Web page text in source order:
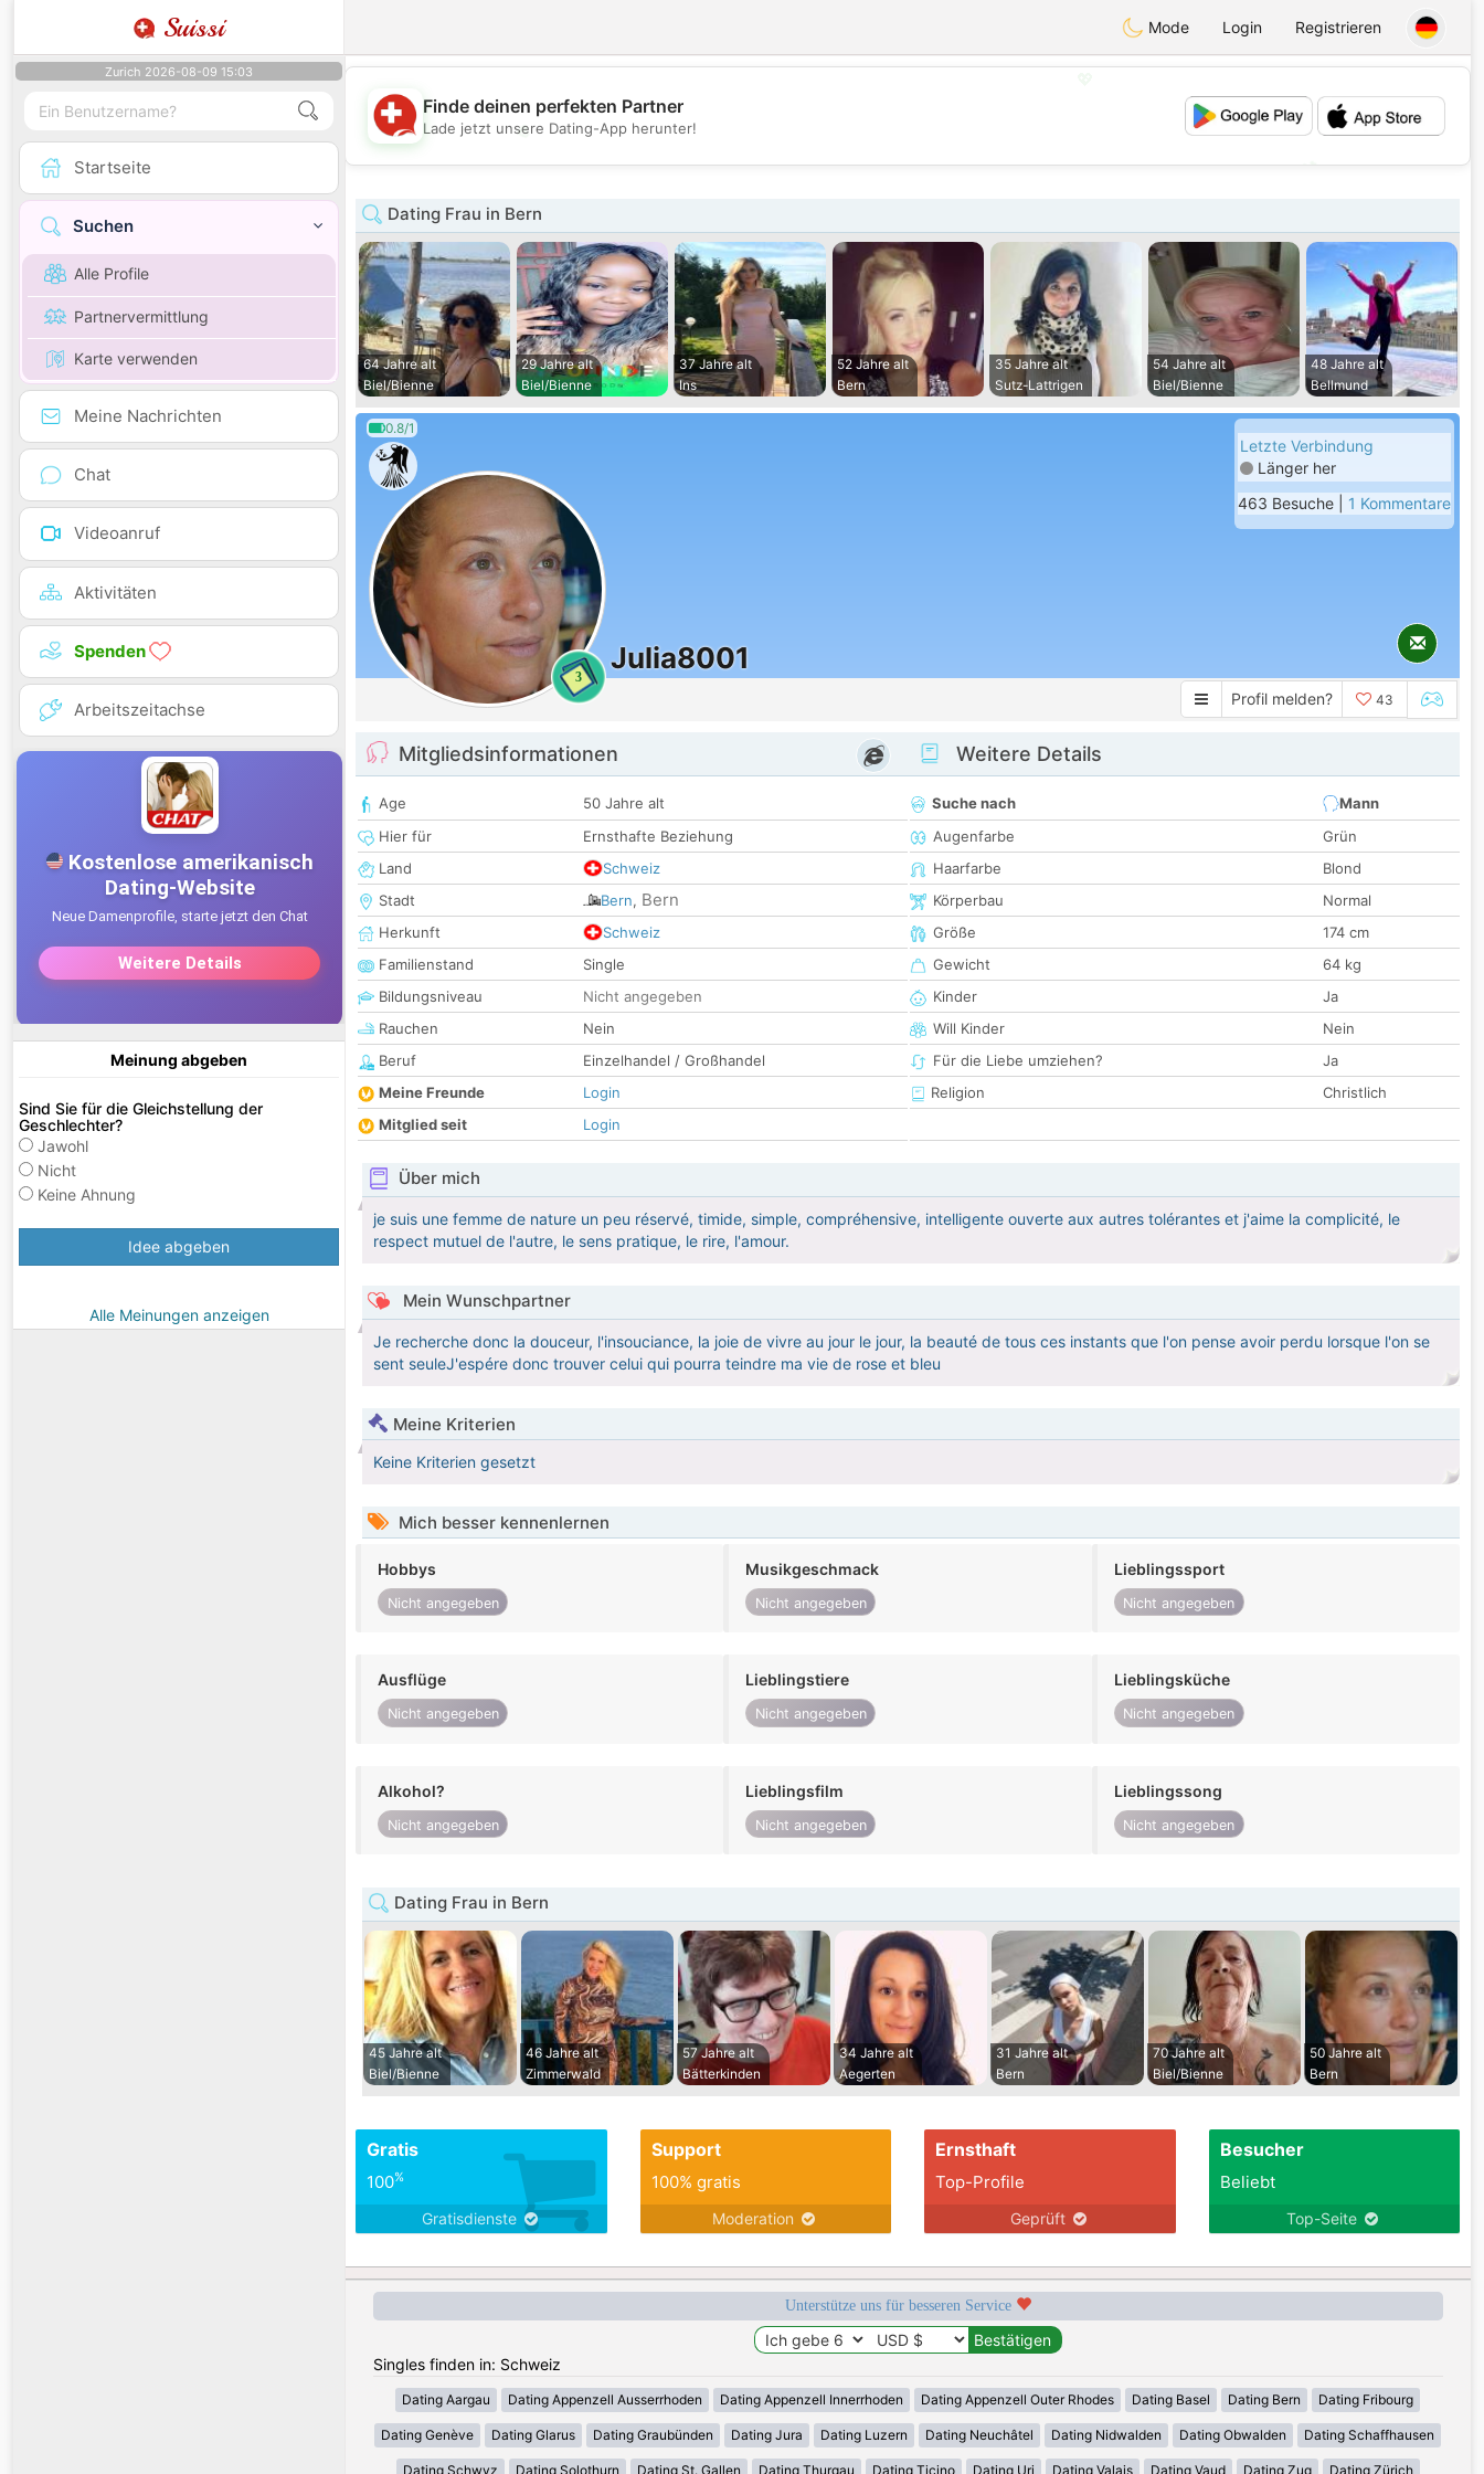
Suissi Mode Login Registrieren
Zurich 2026-08-09 15:03
Startseite
Suchen
Alle Profile
Partnervermittlung
Karte verwenden
Meine Nachrichten
Chat
Videoanruf
Aktivitäten
Spenden
Arbeitszeitachse
Meinung abgeben
Sind Sie für die Gleichstellung der
Geschlechter?
Jawohl
Nicht
Keine Ahnung
Idee abgeben
Alle Meinungen anzeigen
💕
Finde deinen perfekten Partner
Lade jetzt unsere Dating-App herunter!
Dating Frau in Bern
64 Jahre alt
Biel/Bienne
29 Jahre alt
Biel/Bienne
37 Jahre alt
Ins
52 Jahre alt
Bern
35 Jahre alt
Sutz-Lattrigen
54 Jahre alt
Biel/Bienne
48 Jahre alt
Bellmund
0.8/1
3
Julia8001
Letzte Verbindung
Länger her
463 Besuche | 1 Kommentare
Profil melden? 43
Mitgliedsinformationen
Age
50 Jahre alt
Hier für
Ernsthafte Beziehung
Land
Schweiz
Stadt
Bern, Bern
Herkunft
Schweiz
Familienstand
Single
Bildungsniveau
Nicht angegeben
Rauchen
Nein
Beruf
Einzelhandel / Großhandel
Meine Freunde
Login
Mitglied seit
Login
Weitere Details
Suche nach
Mann
Augenfarbe
Grün
Haarfarbe
Blond
Körperbau
Normal
Größe
174 cm
Gewicht
64 kg
Kinder
Ja
Will Kinder
Nein
Für die Liebe umziehen?
Ja
Religion
Christlich
Über mich
je suis une femme de nature un peu réservé, timide, simple, compréhensive, intelligente ouverte aux autres tolérantes et j'aime la complicité, le
respect mutuel de l'autre, le sens pratique, le rire, l'amour.
Mein Wunschpartner
Je recherche donc la douceur, l'insouciance, la joie de vivre au jour le jour, la beauté de tous ces instants que l'on pense avoir perdu lorsque l'on se
sent seuleJ'espére donc trouver celui qui pourra teindre ma vie de rose et bleu
Meine Kriterien
Keine Kriterien gesetzt
Mich besser kennenlernen
Hobbys
Nicht angegeben
Musikgeschmack
Nicht angegeben
Lieblingssport
Nicht angegeben
Ausflüge
Nicht angegeben
Lieblingstiere
Nicht angegeben
Lieblingsküche
Nicht angegeben
Alkohol?
Nicht angegeben
Lieblingsfilm
Nicht angegeben
Lieblingssong
Nicht angegeben
Dating Frau in Bern
45 Jahre alt
Biel/Bienne
46 Jahre alt
Zimmerwald
57 Jahre alt
Bätterkinden
34 Jahre alt
Aegerten
31 Jahre alt
Bern
70 Jahre alt
Biel/Bienne
50 Jahre alt
Bern
Gratis
100%
Gratisdienste
Support
100% gratis
Moderation
Ernsthaft
Top-Profile
Geprüft
Besucher
Beliebt
Top-Seite
Unterstütze uns für besseren Service
Singles finden in: Schweiz
Dating Aargau Dating Appenzell Ausserrhoden Dating Appenzell Innerrhoden Dating Appenzell Outer Rhodes Dating Basel Dating Bern Dating Fribourg
Dating Genève Dating Glarus Dating Graubünden Dating Jura Dating Luzern Dating Neuchâtel Dating Nidwalden Dating Obwalden Dating Schaffhausen
Dating Schwyz Dating Solothurn Dating St. Gallen Dating Thurgau Dating Ticino Dating Uri Dating Valais Dating Vaud Dating Zug Dating Zürich